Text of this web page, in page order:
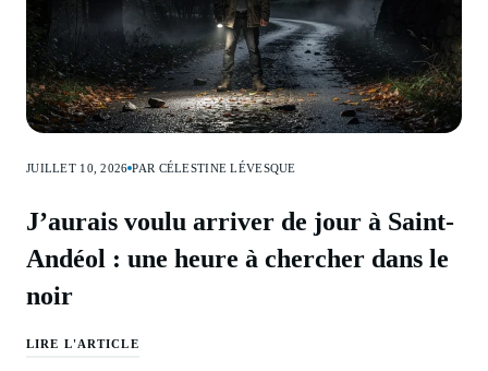
JUILLET 10, 2026 PAR CÉLESTINE LÉVESQUE
J’aurais voulu arriver de jour à Saint-
Andéol : une heure à chercher dans le
noir
LIRE L'ARTICLE